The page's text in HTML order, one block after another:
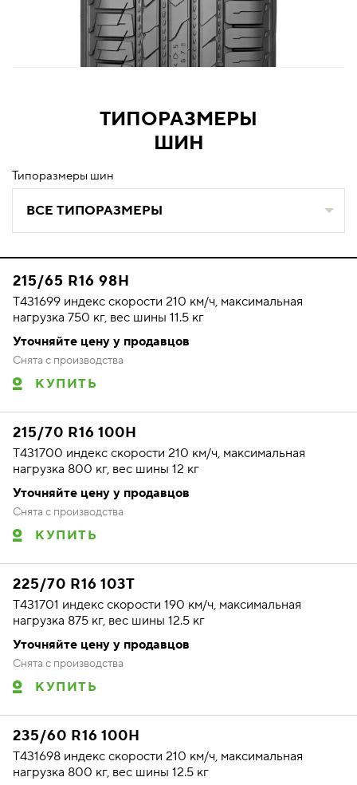
ТИПОРАЗМЕРЫ
ШИН
Типоразмеры шин
ВСЕ ТИПОРАЗМЕРЫ
215/65 R16 98H
T431699 индекс скорости 210 км/ч, максимальная
нагрузка 750 кг, вес шины 11.5 кг
Уточняйте цену у продавцов
Снята с производства
КУПИТЬ
215/70 R16 100H
T431700 индекс скорости 210 км/ч, максимальная
нагрузка 800 кг, вес шины 12 кг
Уточняйте цену у продавцов
Снята с производства
КУПИТЬ
225/70 R16 103T
T431701 индекс скорости 190 км/ч, максимальная
нагрузка 875 кг, вес шины 12.5 кг
Уточняйте цену у продавцов
Снята с производства
КУПИТЬ
235/60 R16 100H
T431698 индекс скорости 210 км/ч, максимальная
нагрузка 800 кг, вес шины 12.5 кг